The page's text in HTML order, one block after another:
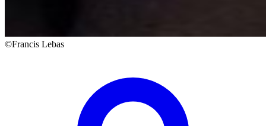
©Francis Lebas